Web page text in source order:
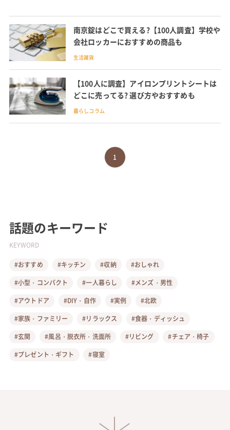
南京錠はどこで買える?【100人調査】学校や
会社ロッカーにおすすめの商品も
生活雑貨
【100人に調査】アイロンプリントシートは
どこに売ってる? 選び方やおすすめも
暮らしコラム
1
話題のキーワード
KEYWORD
#おすすめ #キッチン #収納
#おしゃれ
#小型・コンパクト
#一人暮らし
#メンズ・男性
#アウトドア
#DIY・自作 #実例
#北欧
#家族・ファミリー
#リラックス
#食器・ディッシュ
#玄関
#風呂・脱衣所・洗面所 #リビング
#チェア・椅子
#プレゼント・ギフト
#寝室